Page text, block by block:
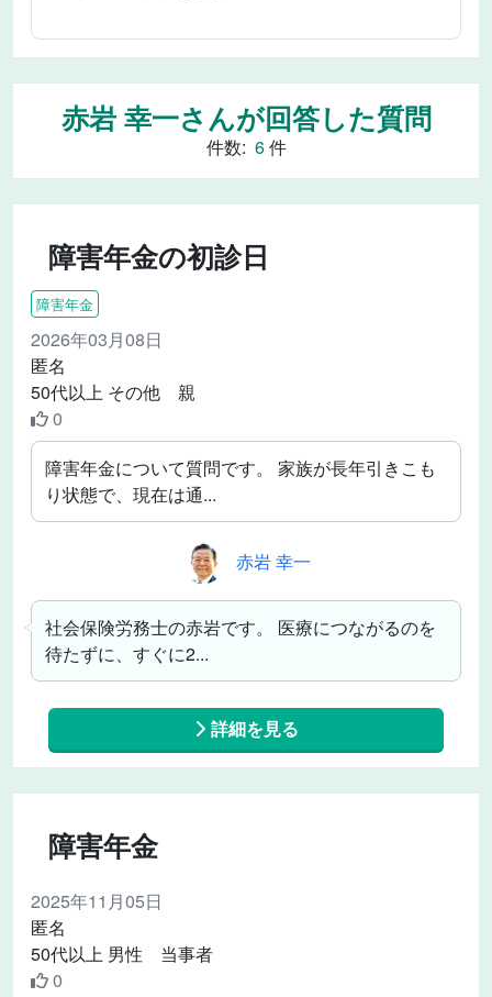
赤岩 幸一さんが回答した質問
件数: 6件
障害年金の初診日
障害年金
2026年03月08日
匿名
50代以上 その他 親
0
障害年金について質問です。 家族が長年引きこも
り状態で、現在は通...
赤岩 幸一
社会保険労務士の赤岩です。 医療につながるのを
待たずに、すぐに2...
詳細を見る
障害年金
2025年11月05日
匿名
50代以上 男性 当事者
0